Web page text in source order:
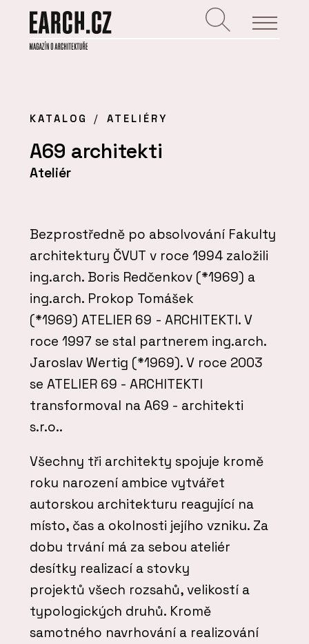
KATALOG ATELIÉRY
A69 architekti
Ateliér
Bezprostředně po absolvování Fakulty
architektury ČVUT v roce 1994 založili
ing.arch. Boris Redčenkov (*1969) a
ing.arch. Prokop Tomášek
(*1969) ATELIER 69 - ARCHITEKTI. V
roce 1997 se stal partnerem ing.arch.
Jaroslav Wertig (*1969). V roce 2003
se ATELIER 69 - ARCHITEKTI
transformoval na A69 - architekti
s.r.o..
Všechny tři architekty spojuje kromě
roku narození ambice vytvářet
autorskou architekturu reagující na
místo, čas a okolnosti jejího vzniku. Za
dobu trvání má za sebou ateliér
desítky realizací a stovky
projektů všech rozsahů, velikostí a
typologických druhů. Kromě
samotného navrhování a realizování